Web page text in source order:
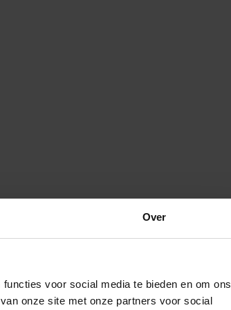
Over
voor social media te bieden en om ons
onze site met onze partners voor social
je de
Verspreide vorm